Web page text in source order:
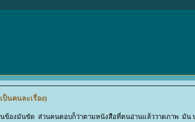
ป็นคนละเรื่อง)
ข้องมันขัด ส่วนคนตอบก็ว่าตามหนังสือที่ตนอ่านแล้ววาดภาพ มัน